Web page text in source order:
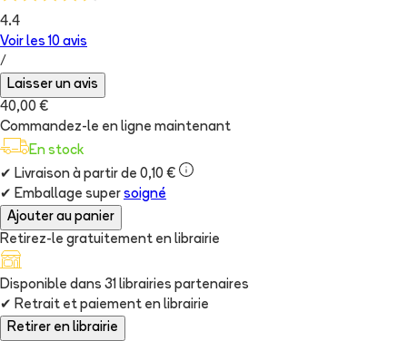
4.4
Voir les 10 avis
/
Laisser un avis
40,00 €
Commandez-le en ligne maintenant
En stock
✔ Livraison à partir de 0,10 €
✔ Emballage super soigné
Ajouter au panier
Retirez-le gratuitement en librairie
Disponible dans 31 librairies partenaires
✔ Retrait et paiement en librairie
Retirer en librairie